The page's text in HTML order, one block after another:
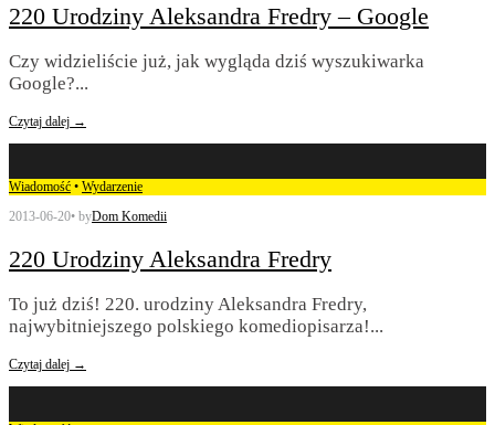
220 Urodziny Aleksandra Fredry – Google
Czy widzieliście już, jak wygląda dziś wyszukiwarka
Google?...
Czytaj dalej →
Wiadomość • Wydarzenie
2013-06-20• byDom Komedii
220 Urodziny Aleksandra Fredry
To już dziś! 220. urodziny Aleksandra Fredry,
najwybitniejszego polskiego komediopisarza!...
Czytaj dalej →